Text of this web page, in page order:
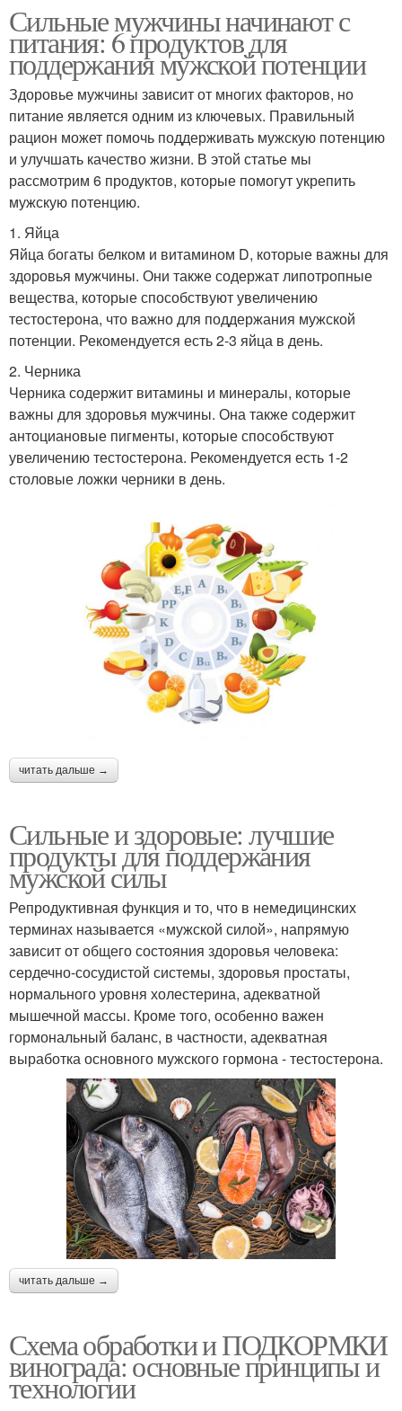
Сильные мужчины начинают с
питания: 6 продуктов для
поддержания мужской потенции
Здоровье мужчины зависит от многих факторов, но
питание является одним из ключевых. Правильный
рацион может помочь поддерживать мужскую потенцию
и улучшать качество жизни. В этой статье мы
рассмотрим 6 продуктов, которые помогут укрепить
мужскую потенцию.
1. Яйца
Яйца богаты белком и витамином D, которые важны для
здоровья мужчины. Они также содержат липотропные
вещества, которые способствуют увеличению
тестостерона, что важно для поддержания мужской
потенции. Рекомендуется есть 2-3 яйца в день.
2. Черника
Черника содержит витамины и минералы, которые
важны для здоровья мужчины. Она также содержит
антоциановые пигменты, которые способствуют
увеличению тестостерона. Рекомендуется есть 1-2
столовые ложки черники в день.
читать дальше →
Сильные и здоровые: лучшие
продукты для поддержания
мужской силы
Репродуктивная функция и то, что в немедицинских
терминах называется «мужской силой», напрямую
зависит от общего состояния здоровья человека:
сердечно-сосудистой системы, здоровья простаты,
нормального уровня холестерина, адекватной
мышечной массы. Кроме того, особенно важен
гормональный баланс, в частности, адекватная
выработка основного мужского гормона - тестостерона.
читать дальше →
Схема обработки и ПОДКОРМКИ
винограда: основные принципы и
технологии